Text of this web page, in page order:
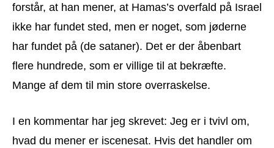
forstår, at han mener, at Hamas’s overfald på Israel
ikke har fundet sted, men er noget, som jøderne
har fundet på (de sataner). Det er der åbenbart
flere hundrede, som er villige til at bekræfte.
Mange af dem til min store overraskelse.
I en kommentar har jeg skrevet: Jeg er i tvivl om,
hvad du mener er iscenesat. Hvis det handler om